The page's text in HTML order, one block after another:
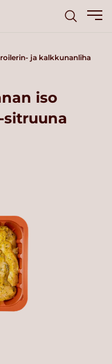
ja kalkkunanliha
iso
sitruuna